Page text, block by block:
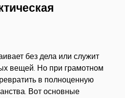
без дела или служит
вещей. Но при грамотном
в полноценную
Вот основные